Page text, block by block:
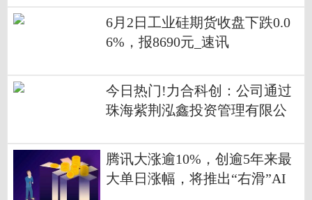
6月2日工业硅期货收盘下跌0.0
6%，报8690元_速讯
今日热门!力合科创：公司通过
珠海紫荆泓鑫投资管理有限公
光子股份
腾讯大涨逾10%，创逾5年来最
大单日涨幅，将推出“右滑”AI